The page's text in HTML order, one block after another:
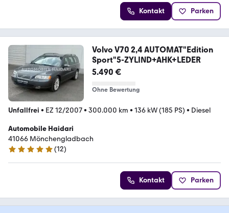
Kontakt Parken
Volvo V70 2,4 AUTOMAT"Edition
Sport"5-ZYLIND+AHK+LEDER
5.490 €
Ohne Bewertung
Unfallfrei • EZ 12/2007• 300.000 km • 136 kW (185 PS) • Diesel
Automobile Haidari
41066 Mönchengladbach
5 Sterne
(12)
Kontakt Parken